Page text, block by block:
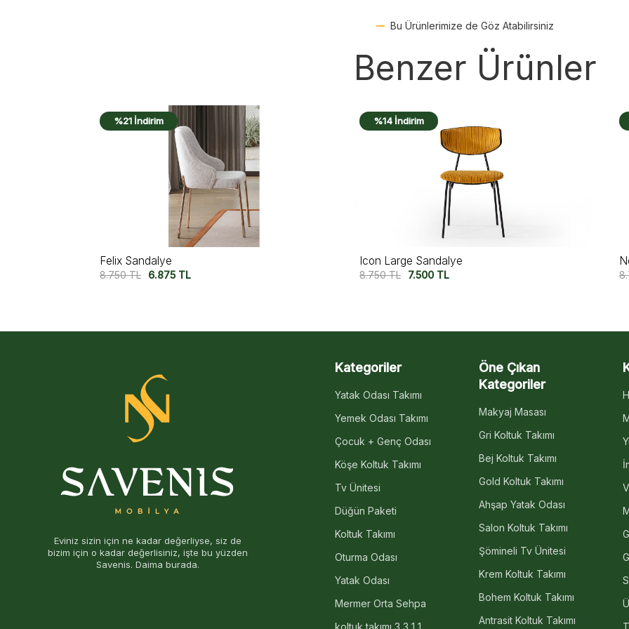
Bu Ürünlerimize de Göz Atabilirsiniz
Benzer Ürünler
%14 İndirim
Icon Large Sandalye
8.750TL 7.500TL
%14 İndirim
Negro Sandalye
8.750TL 7.500 TL
Eviniz sizin için ne kadar değerliyse, siz de
bizim için o kadar değerlisiniz, işte bu yüzden
Savenis. Daima burada.
Kategoriler
Yatak Odası Takımı
Yemek Odası Takımı
Çocuk + Genç Odası
Köşe Koltuk Takımı
Tv Ünitesi
Düğün Paketi
Koltuk Takımı
Oturma Odası
Yatak Odası
Mermer Orta Sehpa
koltuk takımı 3 3 1 1
Öne Çıkan
Kategoriler
Makyaj Masası
Gri Koltuk Takımı
Bej Koltuk Takımı
Gold Koltuk Takımı
Ahşap Yatak Odası
Salon Koltuk Takımı
Şömineli Tv Ünitesi
Krem Koltuk Takımı
Bohem Koltuk Takımı
Antrasit Koltuk Takımı